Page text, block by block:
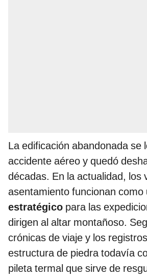
La edificación abandonada se
accidente aéreo y quedó
décadas. En la actualidad, los
asentamiento funcionan como
estratégico para las
dirigen al altar montañoso.
crónicas de viaje y los
estructura de piedra todavía
pileta termal que sirve de